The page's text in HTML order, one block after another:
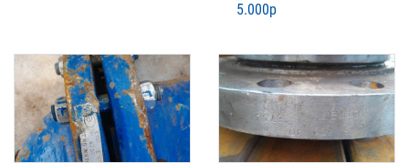
5.000р